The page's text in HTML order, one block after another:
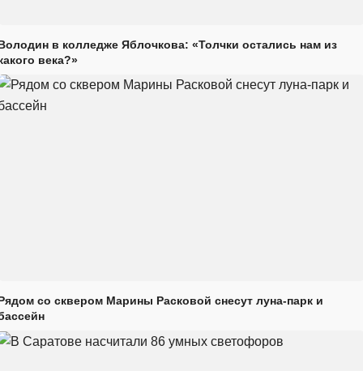
в колледже Яблочкова: «Толчки остались нам из
века?»
со сквером Марины Расковой снесут луна-парк и